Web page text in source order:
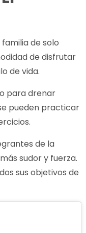
de solo
de disfrutar
de vida.
para drenar
pueden practicar
de la
sudor y fuerza.
sus objetivos de